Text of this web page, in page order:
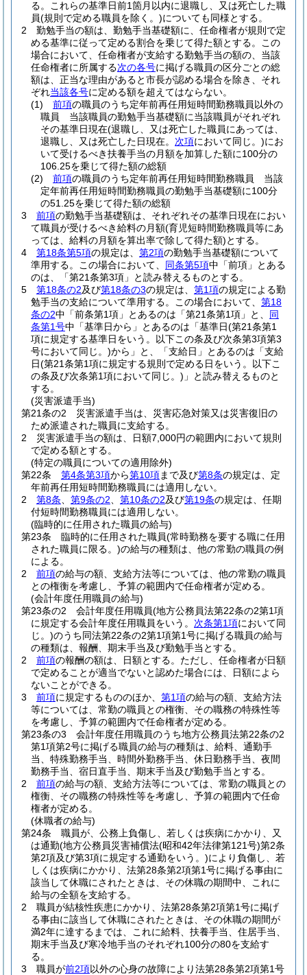
る。
これらの基準日前1箇月以内に退職し、又は死亡した職
員(規則で定める職員を除く。)についても同様とする。
2
勤勉手当の額は、勤勉手当基礎額に、任命権者が規則で定
める基準に従って定める割合を乗じて得た額とする。
この
場合において、任命権者が支給する勤勉手当の額の、当該
任命権者に所属する次の各号に掲げる職員の区分ごとの総
額は、正当な理由があると市長が認める場合を除き、それ
ぞれ当該各号に定める額を超えてはならない。
(1)
前項の職員のうち定年前再任用短時間勤務職員以外の
職員 当該職員の勤勉手当基礎額に当該職員がそれぞれ
その基準日現在(退職し、又は死亡した職員にあっては、
退職し、又は死亡した日現在。 次項において同じ。)にお
いて受けるべき扶養手当の月額を加算した額に100分の
106.25を乗じて得た額の総額
(2)
前項の職員のうち定年前再任用短時間勤務職員 当該
定年前再任用短時間勤務職員の勤勉手当基礎額に100分
の51.25を乗じて得た額の総額
3
前項の勤勉手当基礎額は、それぞれその基準日現在におい
て職員が受けるべき給料の月額(育児短時間勤務職員等にあ
っては、給料の月額を算出率で除して得た額)とする。
4
第18条第5項の規定は、 第2項の勤勉手当基礎額について
準用する。
この場合において、 同条第5項中「前項」とある
のは、「第21条第3項」と読み替えるものとする。
5
第18条の2及び第18条の3の規定は、 第1項の規定による勤
勉手当の支給について準用する。
この場合において、 第18
条の2中「前条第1項」とあるのは「第21条第1項」と、 同
条第1号中「基準日から」とあるのは「基準日(第21条第1
項に規定する基準日をいう。以下この条及び次条第3項第3
号において同じ。)から」と、「支給日」とあるのは「支給
日(第21条第1項に規定する規則で定める日をいう。以下こ
の条及び次条第1項において同じ。) 」と読み替えるものと
する。
(災害派遣手当)
第21条の2
災害派遣手当は、災害応急対策又は災害復旧の
ため派遣された職員に支給する。
2
災害派遣手当の額は、日額7,000円の範囲内において規則
で定める額とする。
(特定の職員についての適用除外)
第22条
第4条第3項から第10項まで及び第8条の規定は、定
年前再任用短時間勤務職員には適用しない。
2
第8条 第9条の2 第10条の2及び第19条の規定は、任期
付短時間勤務職員には適用しない。
(臨時的に任用された職員の給与)
第23条
臨時的に任用された職員(常時勤務を要する職に任用
された職員に限る。)の給与の種類は、他の常勤の職員の例
による。
2
前項の給与の額、支給方法等については、他の常勤の職員
との権衡を考慮し、予算の範囲内で任命権者が定める。
(会計年度任用職員の給与)
第23条の2
会計年度任用職員(地方公務員法第22条の2第1項
に規定する会計年度任用職員をいう。 次条第1項において同
じ。)のうち同法第22条の2第1項第1号に掲げる職員の給与
の種類は、報酬、期末手当及び勤勉手当とする。
2
前項の報酬の額は、日額とする。 ただし、任命権者が日額
で定めることが適当でないと認めた場合には、日額によら
ないことができる。
3
前項に規定するもののほか、 第1項の給与の額、支給方法
等については、常勤の職員との権衡、その職務の特殊性等
を考慮し、予算の範囲内で任命権者が定める。
第23条の3
会計年度任用職員のうち地方公務員法第22条の2
第1項第2号に掲げる職員の給与の種類は、給料、通勤手
当、特殊勤務手当、時間外勤務手当、休日勤務手当、夜間
勤務手当、宿日直手当、期末手当及び勤勉手当とする。
2
前項の給与の額、支給方法等については、常勤の職員との
権衡、その職務の特殊性等を考慮し、予算の範囲内で任命
権者が定める。
(休職者の給与)
第24条
職員が、公務上負傷し、若しくは疾病にかかり、又
は通勤(地方公務員災害補償法(昭和42年法律第121号)第2条
第2項及び第3項に規定する通勤をいう。)により負傷し、若
しくは疾病にかかり、法第28条第2項第1号に掲げる事由に
該当して休職にされたときは、その休職の期間中、これに
給与の全額を支給する。
2
職員が結核性疾患にかかり、法第28条第2項第1号に掲げ
る事由に該当して休職にされたときは、その休職の期間が
満2年に達するまでは、これに給料、扶養手当、住居手当、
期末手当及び寒冷地手当のそれぞれ100分の80を支給す
る。
3
職員が前2項以外の心身の故障により法第28条第2項第1号